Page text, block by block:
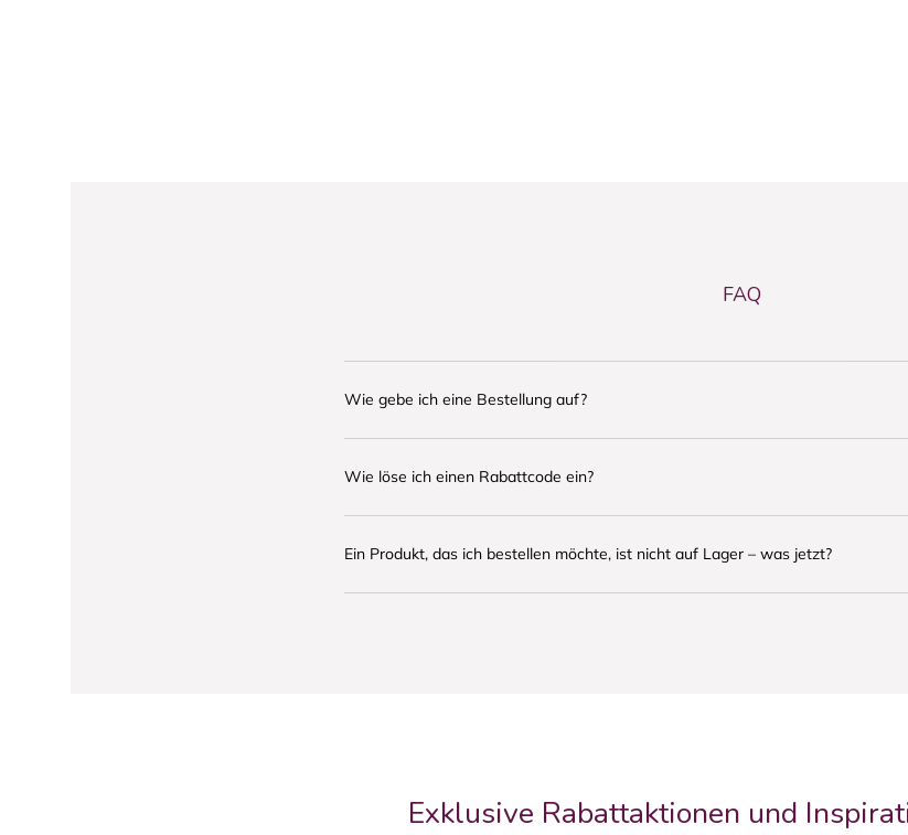
FAQ
Wie gebe ich eine Bestellung auf?
Wie löse ich einen Rabattcode ein?
Ein Produkt, das ich bestellen möchte, ist nicht auf Lager – was jetzt?
Exklusive Rabattaktionen und